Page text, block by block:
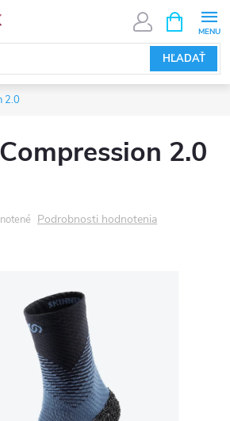
HĽADAŤ
KOŠÍK
2.0
2.0
Podrobnosti hodnotenia